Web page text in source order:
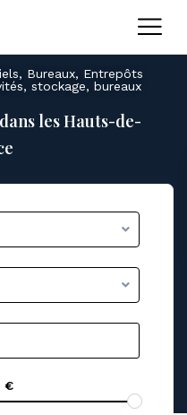
, Bureaux, Entrepôts
stockage, bureaux
les Hauts-de-
€